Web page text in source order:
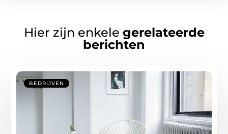
Hier zijn enkele gerelateerde
berichten
BEDRIJVEN